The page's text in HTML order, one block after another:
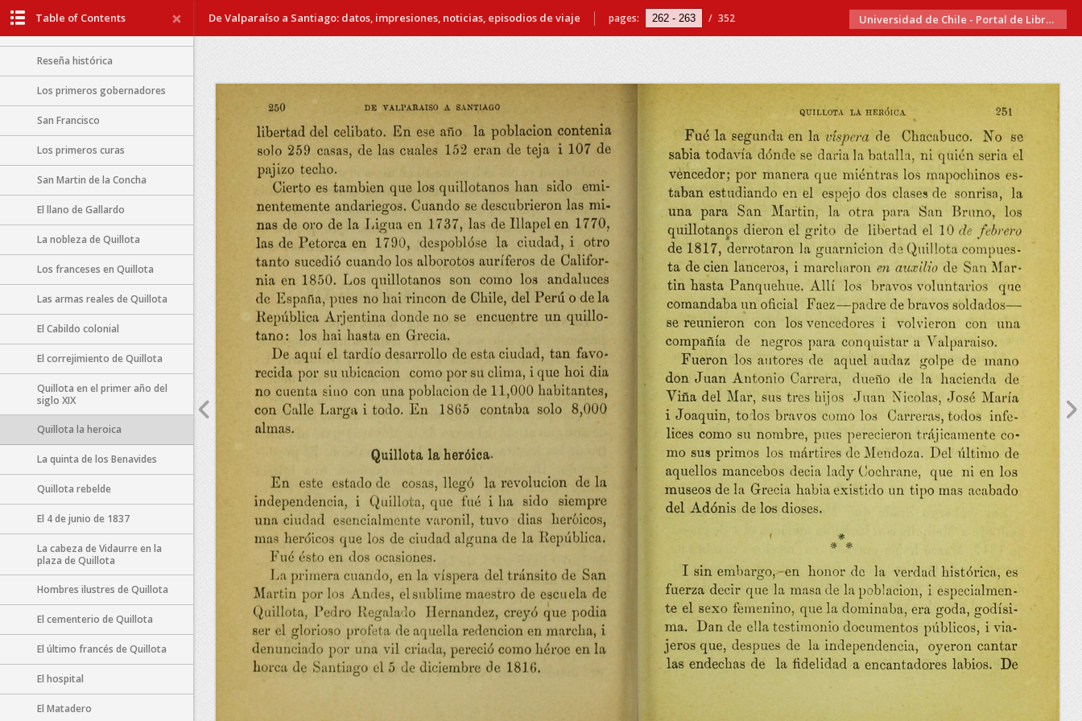
De Valparaíso a Santiago: datos, impresiones, noticias, episodios de viaje pages: / 352 Universidad de Chile - Portal de Libros Electrónicos
Table of Contents
Reseña histórica
Los primeros gobernadores
San Francisco
Los primeros curas
San Martin de la Concha
El llano de Gallardo
La nobleza de Quillota
Los franceses en Quillota
Las armas reales de Quillota
El Cabildo colonial
El correjimiento de Quillota
Quillota en el primer año del
siglo XIX
Quillota la heroica
La quinta de los Benavides
Quillota rebelde
El 4 de junio de 1837
La cabeza de Vidaurre en la
plaza de Quillota
Hombres ilustres de Quillota
El cementerio de Quillota
El último francés de Quillota
El hospital
El Matadero